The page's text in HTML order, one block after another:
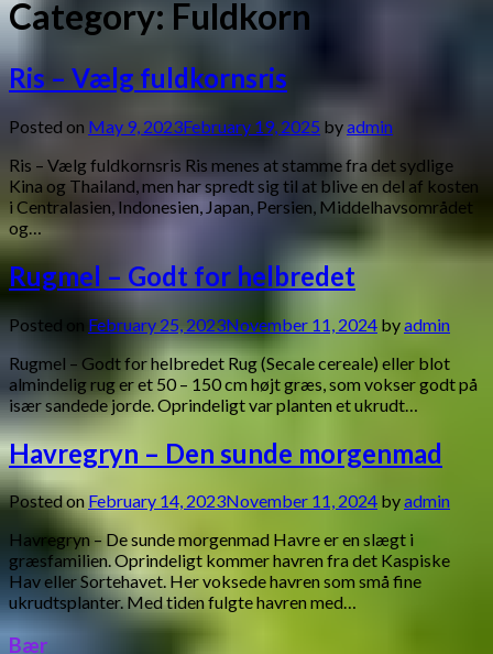
Category: Fuldkorn
Ris – Vælg fuldkornsris
Posted on May 9, 2023February 19, 2025 byadmin
Ris – Vælg fuldkornsris Ris menes at stamme fra det sydlige
Kina og Thailand, men har spredt sig til at blive en del af kosten
i Centralasien, Indonesien, Japan, Persien, Middelhavsområdet
og…
Rugmel – Godt for helbredet
Posted on February 25, 2023November 11, 2024 byadmin
Rugmel – Godt for helbredet Rug (Secale cereale) eller blot
almindelig rug er et 50 – 150 cm højt græs, som vokser godt på
især sandede jorde. Oprindeligt var planten et ukrudt…
Havregryn – Den sunde morgenmad
Posted on February 14, 2023November 11, 2024 byadmin
Havregryn – De sunde morgenmad Havre er en slægt i
græsfamilien. Oprindeligt kommer havren fra det Kaspiske
Hav eller Sortehavet. Her voksede havren som små fine
ukrudtsplanter. Med tiden fulgte havren med…
Bær